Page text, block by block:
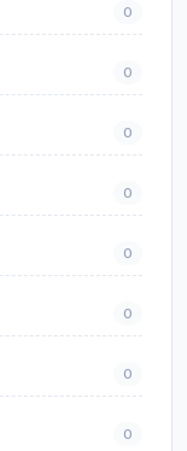
0
0
0
0
0
0
0
0